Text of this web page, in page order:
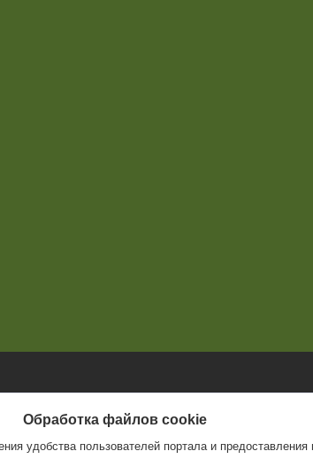
Обработка файлов cookie
удобства пользователей портала и предоставления